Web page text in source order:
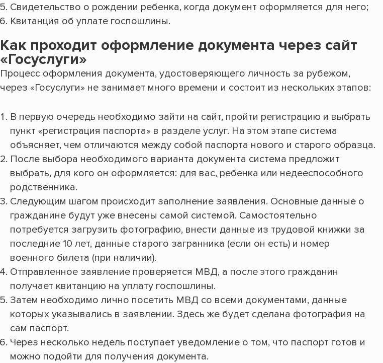
Свидетельство о рождении ребенка, когда документ оформляется для него;
Квитанция об уплате госпошлины.
Как проходит оформление документа через сайт
«Госуслуги»
Процесс оформления документа, удостоверяющего личность за рубежом,
через «Госуслуги» не занимает много времени и состоит из нескольких этапов:
В первую очередь необходимо зайти на сайт, пройти регистрацию и выбрать
пункт «регистрация паспорта» в разделе услуг. На этом этапе система
объясняет, чем отличаются между собой паспорта нового и старого образца.
После выбора необходимого варианта документа система предложит
выбрать, для кого он оформляется: для вас, ребенка или недееспособного
родственника.
Следующим шагом происходит заполнение заявления. Основные данные о
гражданине будут уже внесены самой системой. Самостоятельно
потребуется загрузить фотографию, внести данные из трудовой книжки за
последние 10 лет, данные старого загранника (если он есть) и номер
военного билета (при наличии).
Отправленное заявление проверяется МВД, а после этого гражданин
получает квитанцию на уплату госпошлины.
Затем необходимо лично посетить МВД со всеми документами, данные
которых указывались в заявлении. Здесь же будет сделана фотография на
сам паспорт.
Через несколько недель поступает уведомление о том, что паспорт готов и
можно подойти для получения документа.